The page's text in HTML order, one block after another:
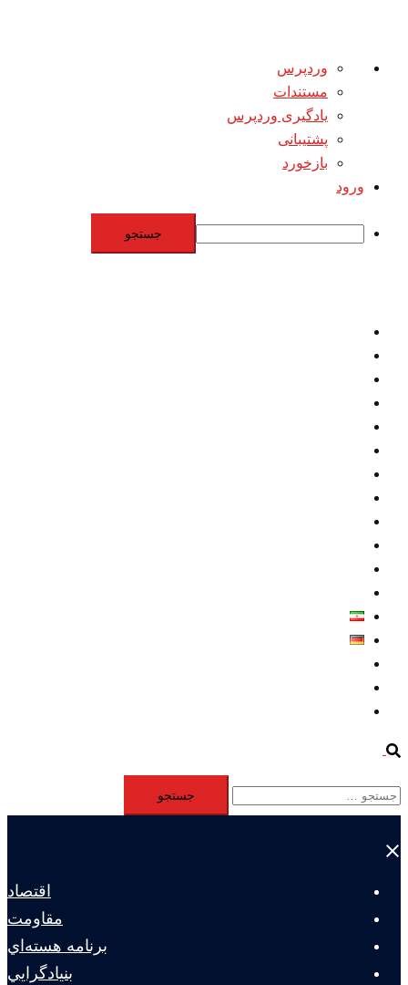
درباره
وردپرس
وردپرس
مستندات
یادگیری وردپرس
پشتیبانی
بازخورد
ورود
جستجو
Search
جستجو
برای:
Close
اقتصاد
مقاومت
برنامه هسته‌اي
بنيادگرايي